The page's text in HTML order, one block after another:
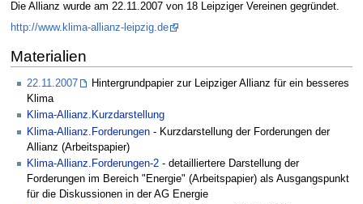
Die Allianz wurde am 22.11.2007 von 18 Leipziger Vereinen gegründet.
http://www.klima-allianz-leipzig.de
Materialien
22.11.2007
Hintergrundpapier zur Leipziger Allianz für ein besseres
Klima
Klima-Allianz.Kurzdarstellung
Klima-Allianz.Forderungen - Kurzdarstellung der Forderungen der
Allianz (Arbeitspapier)
Klima-Allianz.Forderungen-2 - detailliertere Darstellung der
Forderungen im Bereich "Energie" (Arbeitspapier) als Ausgangspunkt
für die Diskussionen in der AG Energie